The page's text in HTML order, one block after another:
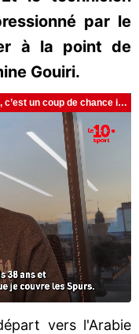
par le
à la point de
Gouiri.
vers l'Arabie